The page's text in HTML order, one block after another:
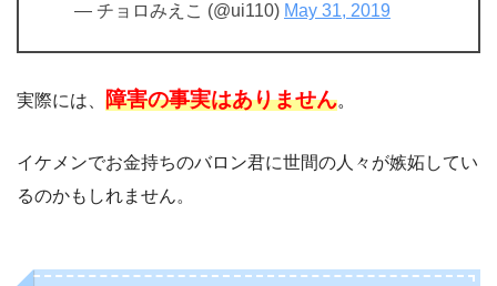
— チョロみえこ (@ui110) May 31, 2019
実際には、 障害の事実はありません。
イケメンでお金持ちのバロン君に世間の人々が嫉妬してい
るのかもしれません。